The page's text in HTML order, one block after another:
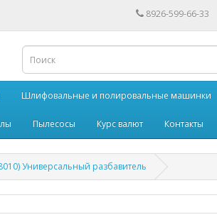
8926-599-66-33
Шлифовальные и полировальные машинки
Пылесосы Курс валют Контакты
Универсальный разбавитель